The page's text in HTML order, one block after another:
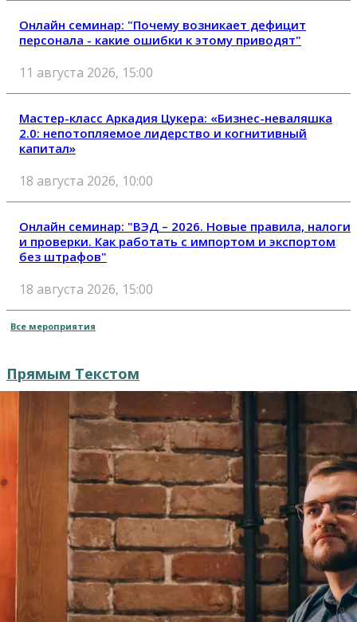
Онлайн семинар: "Почему возникает дефицит
персонала - какие ошибки к этому приводят"
11 августа 2026, 15:00
Мастер-класс Аркадия Цукера: «Бизнес-неваляшка
2.0: непотопляемое лидерство и когнитивный
капитал»
18 августа 2026, 10:00
Онлайн семинар: "ВЭД – 2026. Новые правила, налоги
и проверки. Как работать с импортом и экспортом
без штрафов"
18 августа 2026, 15:00
Все мероприятия
Прямым Текстом